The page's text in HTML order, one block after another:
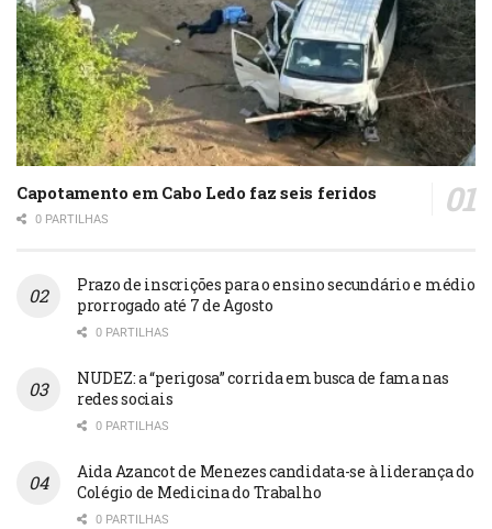
Capotamento em Cabo Ledo faz seis feridos
0 PARTILHAS
Prazo de inscrições para o ensino secundário e médio
prorrogado até 7 de Agosto
0 PARTILHAS
NUDEZ: a “perigosa” corrida em busca de fama nas
redes sociais
0 PARTILHAS
Aida Azancot de Menezes candidata-se à liderança do
Colégio de Medicina do Trabalho
0 PARTILHAS